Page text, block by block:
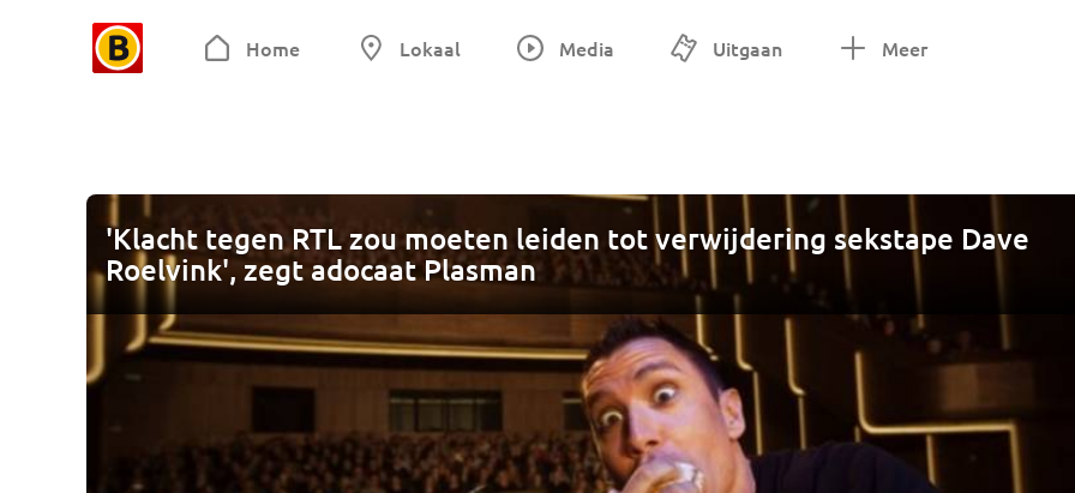
Home Lokaal Media Uitgaan Meer
'Klacht tegen RTL zou moeten leiden tot verwijdering sekstape Dave
Roelvink', zegt adocaat Plasman